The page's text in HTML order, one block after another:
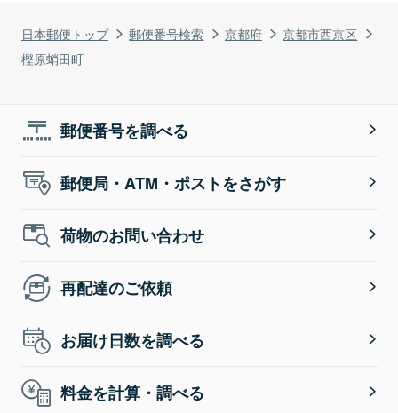
日本郵便トップ 郵便番号検索 京都府
京都市西京区
樫原蛸田町
郵便番号を調べる
郵便局・ATM・ポストをさがす
荷物のお問い合わせ
再配達のご依頼
お届け日数を調べる
料金を計算・調べる